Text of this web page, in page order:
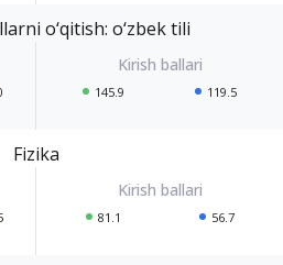
o‘qitish: o‘zbek tili
145.9 119.5
Fizika
81.1 56.7